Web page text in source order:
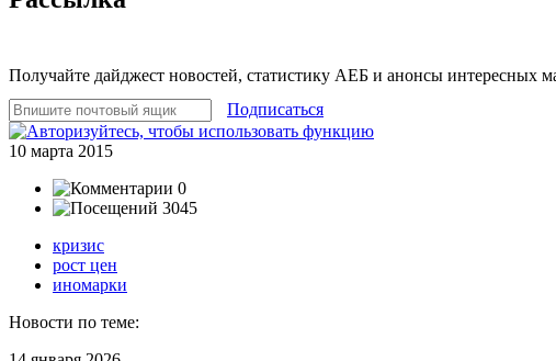
Получайте дайджест новостей, статистику АЕБ и анонсы интересных
Подписаться
10 марта 2015
0
3045
кризис
рост цен
иномарки
Новости по теме: